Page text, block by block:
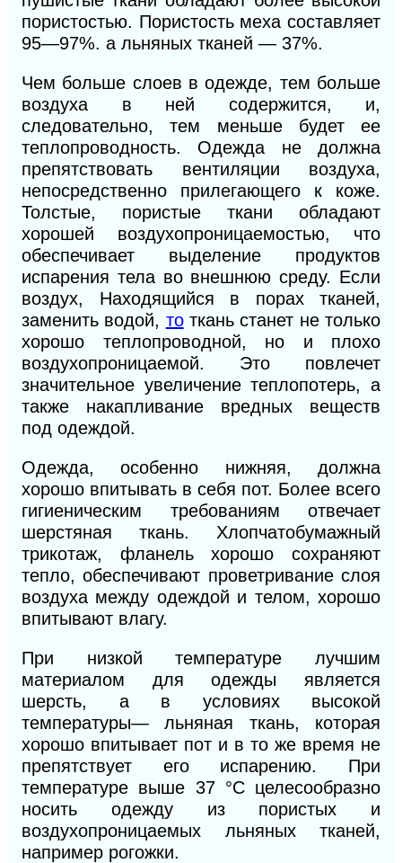
пористостью. Пористость меха составляет
95—97%. а льняных тканей — 37%.
Чем больше слоев в одежде, тем больше
воздуха в ней содержится, и,
следовательно, тем меньше будет ее
теплопроводность. Одежда не должна
препятствовать вентиляции воздуха,
непосредственно прилегающего к коже.
Толстые, пористые ткани обладают
хорошей воздухопроницаемостью, что
обеспечивает выделение продуктов
испарения тела во внешнюю среду. Если
воздух, Находящийся в порах тканей,
заменить водой, тоткань станет не только
хорошо теплопроводной, но и плохо
воздухопроницаемой. Это повлечет
значительное увеличение теплопотерь, а
также накапливание вредных веществ
под одеждой.
Одежда, особенно нижняя, должна
хорошо впитывать в себя пот. Более всего
гигиеническим требованиям отвечает
шерстяная ткань. Хлопчатобумажный
трикотаж, фланель хорошо сохраняют
тепло, обеспечивают проветривание слоя
воздуха между одеждой и телом, хорошо
впитывают влагу.
При низкой температуре лучшим
материалом для одежды является
шерсть, а в условиях высокой
температуры— льняная ткань, которая
хорошо впитывает пот и в то же время не
препятствует его испарению. При
температуре выше 37 °С целесообразно
носить одежду из пористых и
воздухопроницаемых льняных тканей,
например рогожки.